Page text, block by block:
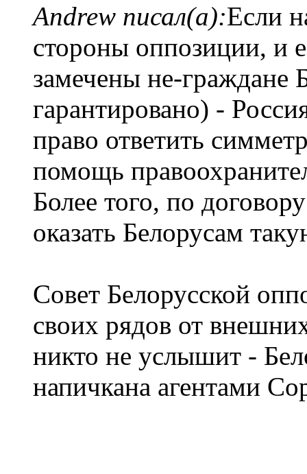
Andrew писал(а):Если
стороны оппозиции, и
замечены не-граждане
гарантировано) -
право ответить
помощь
Более того, по
оказать Белорусам
Совет Белорусской
своих рядов от
никто не услышит -
напичкана агентами